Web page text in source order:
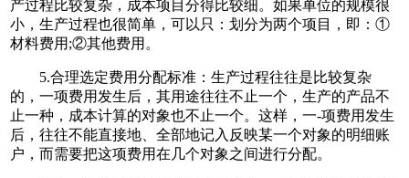
产过程比较复杂，成本项目分得比较细。如果单位的规模很
小，生产过程也很简单，可以只：划分为两个项目，即：①
材料费用;②其他费用。
5.合理选定费用分配标准：生产过程往往是比较复杂
的，一项费用发生后，其用途往往不止一个，生产的产品不
止一种，成本计算的对象也不止一个。这样，一-项费用发生
后，往往不能直接地、全部地记入反映某一个对象的明细账
户，而需要把这项费用在几个对象之间进行分配。